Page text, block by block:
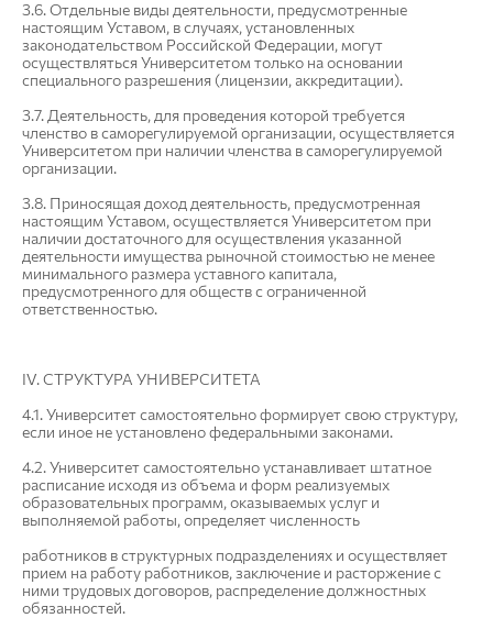
3.6. Отдельные виды деятельности, предусмотренные
настоящим Уставом, в случаях, установленных
законодательством Российской Федерации, могут
осуществляться Университетом только на основании
специального разрешения (лицензии, аккредитации).
3.7. Деятельность, для проведения которой требуется
членство в саморегулируемой организации, осуществляется
Университетом при наличии членства в саморегулируемой
организации.
3.8. Приносящая доход деятельность, предусмотренная
настоящим Уставом, осуществляется Университетом при
наличии достаточного для осуществления указанной
деятельности имущества рыночной стоимостью не менее
минимального размера уставного капитала,
предусмотренного для обществ с ограниченной
ответственностью.
IV. СТРУКТУРА УНИВЕРСИТЕТА
4.1. Университет самостоятельно формирует свою структуру,
если иное не установлено федеральными законами.
4.2. Университет самостоятельно устанавливает штатное
расписание исходя из объема и форм реализуемых
образовательных программ, оказываемых услуг и
выполняемой работы, определяет численность
работников в структурных подразделениях и осуществляет
прием на работу работников, заключение и расторжение с
ними трудовых договоров, распределение должностных
обязанностей.